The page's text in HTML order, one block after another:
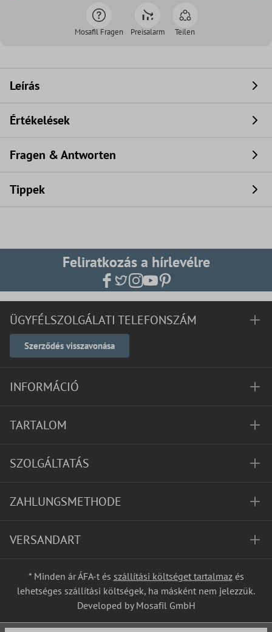
Mosafil Fragen Preisalarm Teilen
Leírás
Értékelések
Fragen & Antworten
Tippek
Feliratkozás a hírlevélre
ÜGYFÉLSZOLGÁLATI TELEFONSZÁM
Szerződés visszavonása
INFORMÁCIÓ
TARTALOM
SZOLGÁLTATÁS
ZAHLUNGSMETHODE
VERSANDART
* Minden ár ÁFA-t és szállítási költséget tartalmazés
lehetséges szállítási költségek, ha másként nem jelezzük.
Developed by Mosafil GmbH